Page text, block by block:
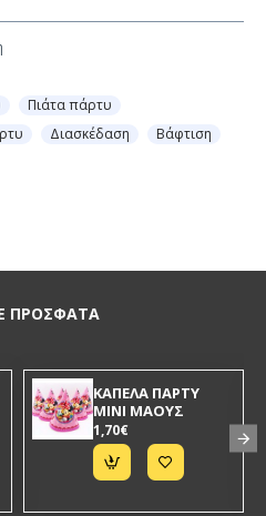
Πιάτα πάρτυ
Διασκέδαση
Βάφτιση
ΠΡΟΣΦΑΤΑ
ΚΑΠΕΛΑ ΠΑΡΤΥ
ΜΙΝΙ ΜΑΟΥΣ
1,70€